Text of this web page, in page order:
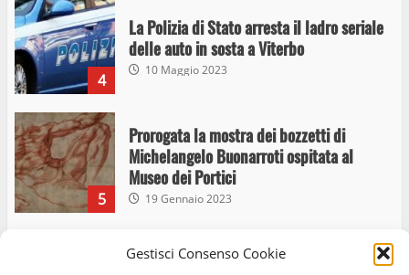
Gestisci Consenso Cookie
4
La Polizia di Stato arresta il ladro seriale
delle auto in sosta a Viterbo
10 Maggio 2023
5
Prorogata la mostra dei bozzetti di
Michelangelo Buonarroti ospitata al
Museo dei Portici
19 Gennaio 2023
Trasporto pubblico locale, trasferimento